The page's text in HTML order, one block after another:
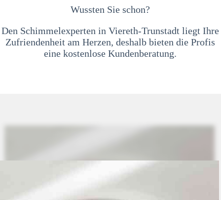
Wussten Sie schon?
Den Schimmelexperten in Viereth-Trunstadt liegt Ihre
Zufriendenheit am Herzen, deshalb bieten die Profis
eine kostenlose Kundenberatung.